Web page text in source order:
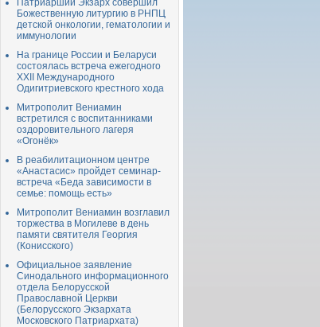
Патриарший Экзарх совершил
Божественную литургию в РНПЦ
детской онкологии, гематологии и
иммунологии
На границе России и Беларуси
состоялась встреча ежегодного
XXII Международного
Одигитриевского крестного хода
Митрополит Вениамин
встретился с воспитанниками
оздоровительного лагеря
«Огонёк»
В реабилитационном центре
«Анастасис» пройдет семинар-
встреча «Беда зависимости в
семье: помощь есть»
Митрополит Вениамин возглавил
торжества в Могилеве в день
памяти святителя Георгия
(Конисского)
Официальное заявление
Синодального информационного
отдела Белорусской
Православной Церкви
(Белорусского Экзархата
Московского Патриархата)